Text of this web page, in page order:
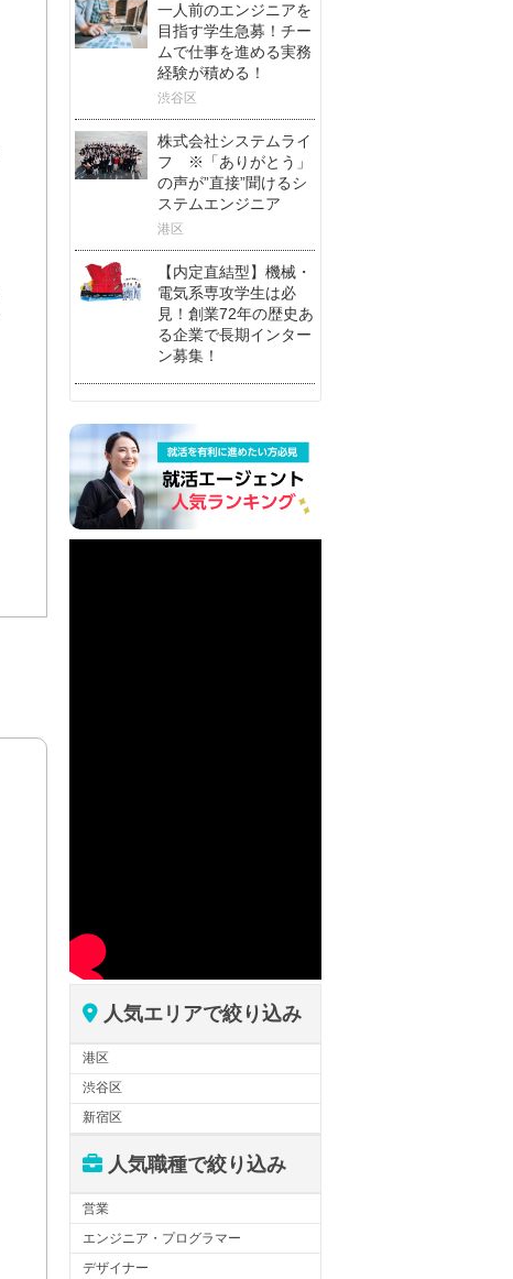
一人前のエンジニアを
目指す学生急募！チー
ムで仕事を進める実務
経験が積める！
渋谷区
株式会社システムライ
フ ※「ありがとう」
の声が”直接”聞けるシ
ステムエンジニア
港区
【内定直結型】機械・
電気系専攻学生は必
見！創業72年の歴史あ
る企業で長期インター
ン募集！
人気エリアで絞り込み
港区
渋谷区
新宿区
人気職種で絞り込み
営業
エンジニア・プログラマー
デザイナー